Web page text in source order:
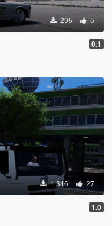
295 5
0.1
1 346 27
1.0